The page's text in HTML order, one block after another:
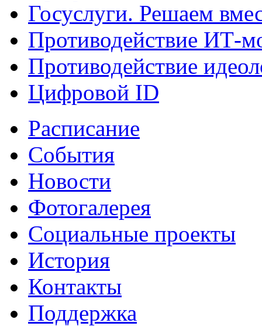
Госуслуги. Решаем
Противодействие ИТ-
Противодействие
Цифровой ID
Расписание
События
Новости
Фотогалерея
Социальные проекты
История
Контакты
Поддержка